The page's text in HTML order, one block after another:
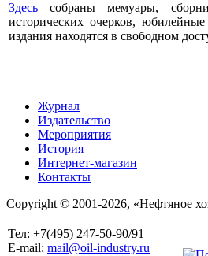
Здесь собраны мемуары,
исторических очерков,
издания находятся в свободном
Журнал
Издательство
Мероприятия
История
Интернет-магазин
Контакты
Copyright © 2001-2026, «Нефтяное
Тел: +7(495) 247-50-90/91
E-mail: mail@oil-industry.ru